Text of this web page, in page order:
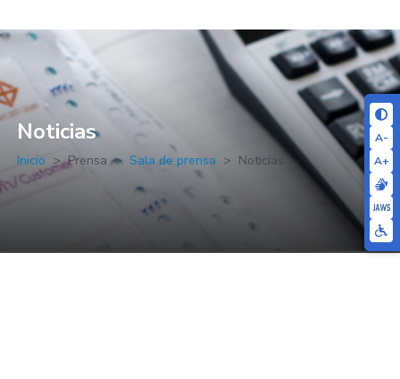
A-
A+
Noticias
Inicio Prensa Sala de prensa Noticias